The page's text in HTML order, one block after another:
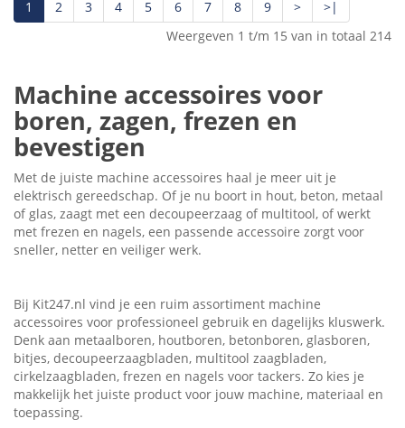
1 2 3 4 5 6 7 8 9 >
>|
Weergeven 1 t/m 15 van in totaal 214
Machine accessoires voor
boren, zagen, frezen en
bevestigen
Met de juiste machine accessoires haal je meer uit je
elektrisch gereedschap. Of je nu boort in hout, beton, metaal
of glas, zaagt met een decoupeerzaag of multitool, of werkt
met frezen en nagels, een passende accessoire zorgt voor
sneller, netter en veiliger werk.
Bij Kit247.nl vind je een ruim assortiment machine
accessoires voor professioneel gebruik en dagelijks kluswerk.
Denk aan metaalboren, houtboren, betonboren, glasboren,
bitjes, decoupeerzaagbladen, multitool zaagbladen,
cirkelzaagbladen, frezen en nagels voor tackers. Zo kies je
makkelijk het juiste product voor jouw machine, materiaal en
toepassing.